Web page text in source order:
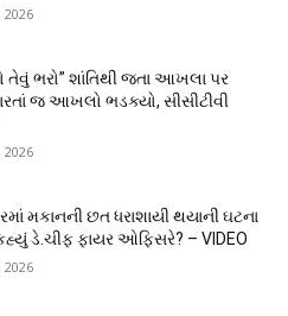
2026
તેવું ભરો” શાંતિથી જતા આખલા પર
જ આખલો ભડક્યો, સીસીટીવી
2026
મકાનની છત ધરાશાયી થયાની ઘટના
ડે.ચીફ ફાયર ઓફિસરે? – VIDEO
2026